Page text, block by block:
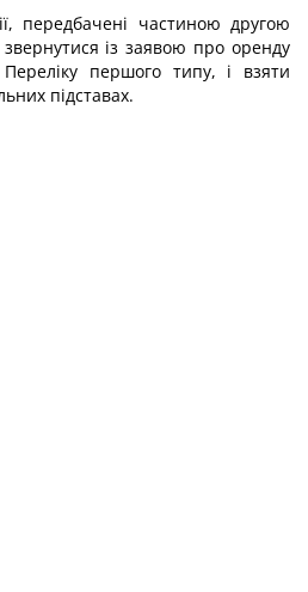
передбачені частиною другою
звернутися із заявою про оренду
першого типу, і взяти
підставах.